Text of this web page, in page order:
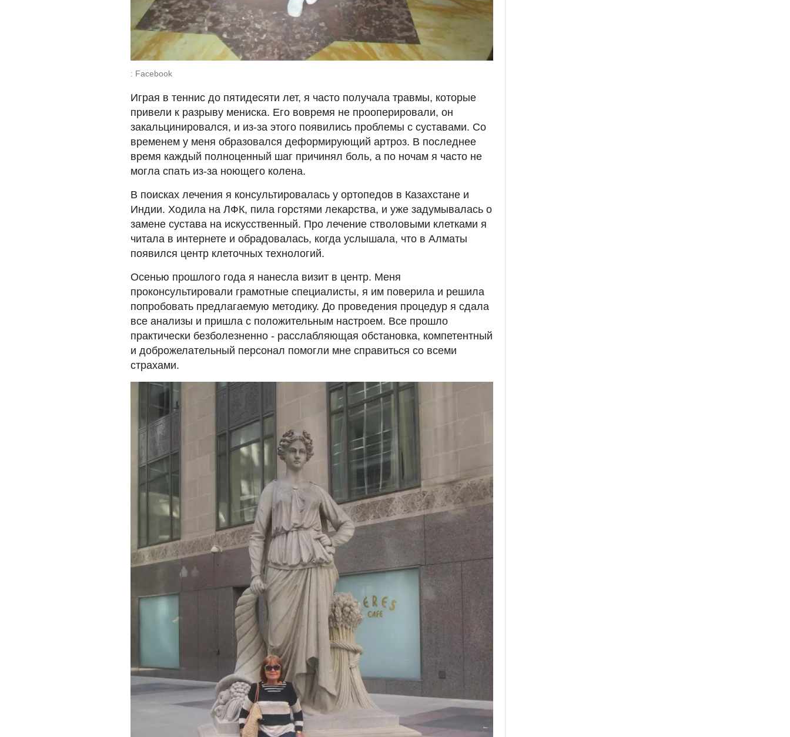
: Facebook
Играя в теннис до пятидесяти лет, я часто получала травмы, которые
привели к разрыву мениска. Его вовремя не прооперировали, он
закальцинировался, и из-за этого появились проблемы с суставами. Со
временем у меня образовался деформирующий артроз. В последнее
время каждый полноценный шаг причинял боль, а по ночам я часто не
могла спать из-за ноющего колена.
В поисках лечения я консультировалась у ортопедов в Казахстане и
Индии. Ходила на ЛФК, пила горстями лекарства, и уже задумывалась о
замене сустава на искусственный. Про лечение стволовыми клетками я
читала в интернете и обрадовалась, когда услышала, что в Алматы
появился центр клеточных технологий.
Осенью прошлого года я нанесла визит в центр. Меня
проконсультировали грамотные специалисты, я им поверила и решила
попробовать предлагаемую методику. До проведения процедур я сдала
все анализы и пришла с положительным настроем. Все прошло
практически безболезненно - расслабляющая обстановка, компетентный
и доброжелательный персонал помогли мне справиться со всеми
страхами.